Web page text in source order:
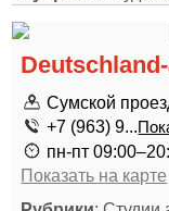
Сумской
+7 (963) 9...
пн-пт
Показать на карте